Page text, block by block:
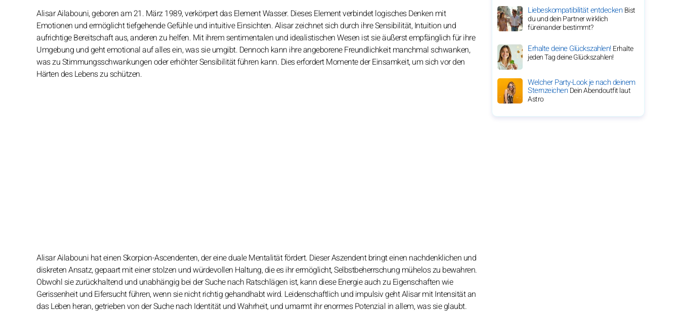
Alisar Ailabouni, geboren am 21. März 1989, verkörpert das Element Wasser. Dieses Element verbindet logisches Denken mit
Emotionen und ermöglicht tiefgehende Gefühle und intuitive Einsichten. Alisar zeichnet sich durch ihre Sensibilität, Intuition und
aufrichtige Bereitschaft aus, anderen zu helfen. Mit ihrem sentimentalen und idealistischen Wesen ist sie äußerst empfänglich für ihre
Umgebung und geht emotional auf alles ein, was sie umgibt. Dennoch kann ihre angeborene Freundlichkeit manchmal schwanken,
was zu Stimmungsschwankungen oder erhöhter Sensibilität führen kann. Dies erfordert Momente der Einsamkeit, um sich vor den
Härten des Lebens zu schützen.
Alisar Ailabouni hat einen Skorpion-Ascendenten, der eine duale Mentalität fördert. Dieser Aszendent bringt einen nachdenklichen und
diskreten Ansatz, gepaart mit einer stolzen und würdevollen Haltung, die es ihr ermöglicht, Selbstbeherrschung mühelos zu bewahren.
Obwohl sie zurückhaltend und unabhängig bei der Suche nach Ratschlägen ist, kann diese Energie auch zu Eigenschaften wie
Gerissenheit und Eifersucht führen, wenn sie nicht richtig gehandhabt wird. Leidenschaftlich und impulsiv geht Alisar mit Intensität an
das Leben heran, getrieben von der Suche nach Identität und Wahrheit, und umarmt ihr enormes Potenzial in allem, was sie glaubt.
Liebeskompatibilität entdeckenBist
du und dein Partner wirklich
füreinander bestimmt?
Erhalte deine Glückszahlen!Erhalte
jeden Tag deine Glückszahlen!
Welcher Party-Look je nach deinem
SternzeichenDein Abendoutfit laut
Astro